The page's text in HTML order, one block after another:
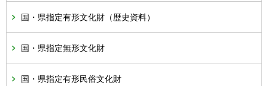
国・県指定有形文化財（歴史資料）
国・県指定無形文化財
国・県指定有形民俗文化財